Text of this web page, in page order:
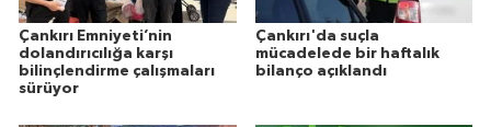
Çankırı Emniyeti’nin
dolandırıcılığa karşı
bilinçlendirme çalışmaları
sürüyor
Çankırı'da suçla
mücadelede bir haftalık
bilanço açıklandı